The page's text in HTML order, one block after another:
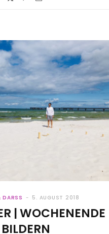
5. AUGUST 2018
| WOCHENENDE